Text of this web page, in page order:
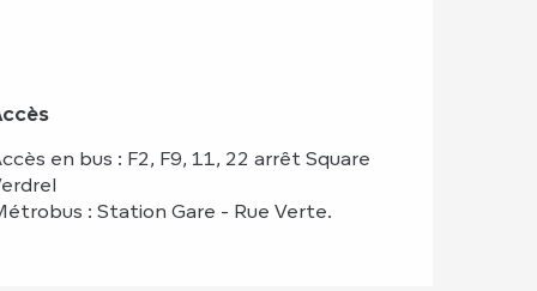
en bus : F2, F9, 11, 22 arrêt Square
: Station Gare - Rue Verte.